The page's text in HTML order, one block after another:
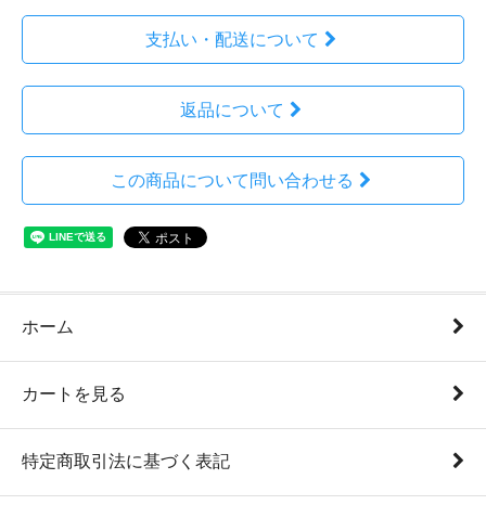
支払い・配送について
返品について
この商品について問い合わせる
ホーム
カートを見る
特定商取引法に基づく表記